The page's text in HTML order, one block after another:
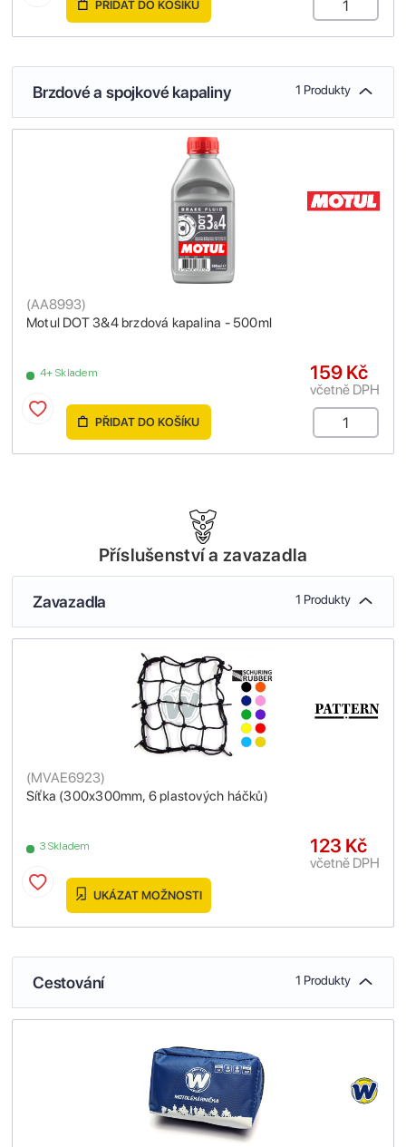
PŘIDAT DO KOŠÍKU
Brzdové a spojkové kapaliny 1 Produkty
Motul DOT 3&4 brzdová kapalina - 500ml
(AA8993)
4+ Skladem 159 Kč
včetně DPH
PŘIDAT DO KOŠÍKU
Příslušenství a zavazadla
Zavazadla 1 Produkty
Síťka (300x300mm, 6 plastových háčků)
(MVAE6923)
3 Skladem 123 Kč
včetně DPH
UKÁZAT MOŽNOSTI
Cestování 1 Produkty